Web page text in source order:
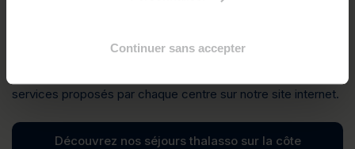
Continuer sans accepter
Pornichet – Baie de La Baule
d’hébergement et de restauration pour vous offrir un accueil
complet et vous permettre de passer un séjour dédié à
services proposés par chaque centre sur notre site internet.
Découvrez nos séjours thalasso sur la côte